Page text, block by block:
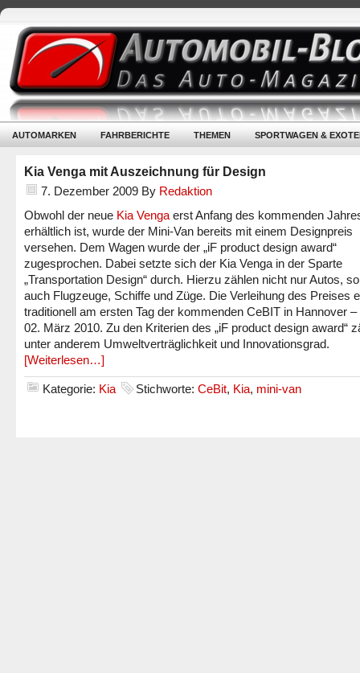
AUTOMARKEN FAHRBERICHTE THEMEN SPORTWAGEN &
Kia Venga mit Auszeichnung für Design
7. Dezember 2009 By Redaktion
Obwohl der neue Kia Venga erst Anfang des kommenden
erhältlich ist, wurde der Mini-Van bereits mit einem Designpreis
versehen. Dem Wagen wurde der „iF product design award“
zugesprochen. Dabei setzte sich der Kia Venga in der Sparte
„Transportation Design“ durch. Hierzu zählen nicht nur Autos,
auch Flugzeuge, Schiffe und Züge. Die Verleihung des Preises
traditionell am ersten Tag der kommenden CeBIT in Hannover
02. März 2010. Zu den Kriterien des „iF product design award“
unter anderem Umweltverträglichkeit und Innovationsgrad.
[Weiterlesen…]
Kategorie: Kia Stichworte: CeBit, Kia, mini-van